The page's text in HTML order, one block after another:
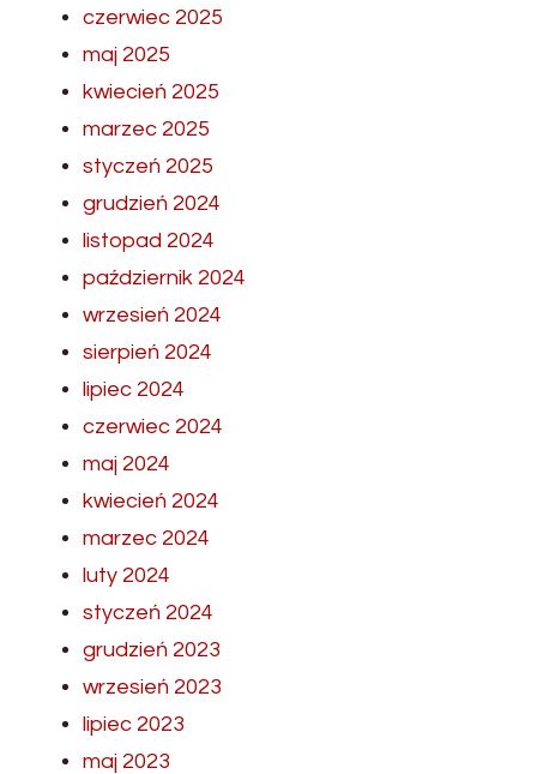
czerwiec 2025
maj 2025
kwiecień 2025
marzec 2025
styczeń 2025
grudzień 2024
listopad 2024
październik 2024
wrzesień 2024
sierpień 2024
lipiec 2024
czerwiec 2024
maj 2024
kwiecień 2024
marzec 2024
luty 2024
styczeń 2024
grudzień 2023
wrzesień 2023
lipiec 2023
maj 2023